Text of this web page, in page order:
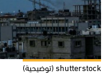
shutterstock (توضيحية)